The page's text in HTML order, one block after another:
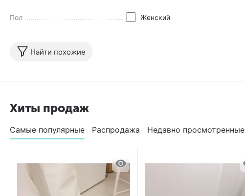
Пол Женский
Найти похожие
Хиты продаж
Самые популярные Распродажа Недавно просмотренные